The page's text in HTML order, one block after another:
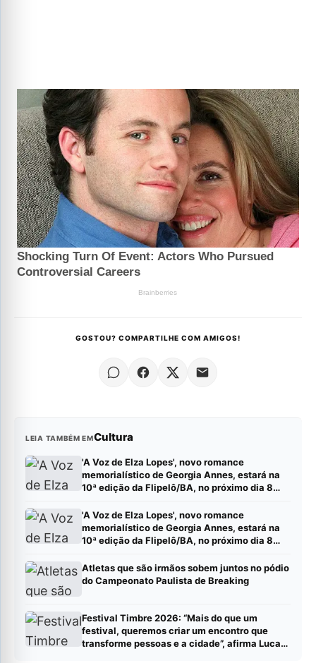
GOSTOU? COMPARTILHE COM AMIGOS!
LEIA TAMBÉM EMCultura
'A Voz de Elza Lopes', novo romance
memorialístico de Georgia Annes, estará na
10ª edição da Flipelô/BA, no próximo dia 8
'A Voz de Elza Lopes', novo romance
memorialístico de Georgia Annes, estará na
10ª edição da Flipelô/BA, no próximo dia 8
Atletas que são irmãos sobem juntos no pódio
do Campeonato Paulista de Breaking
Festival Timbre 2026: “Mais do que um
festival, queremos criar um encontro que
transforme pessoas e a cidade”, afirma Lucas